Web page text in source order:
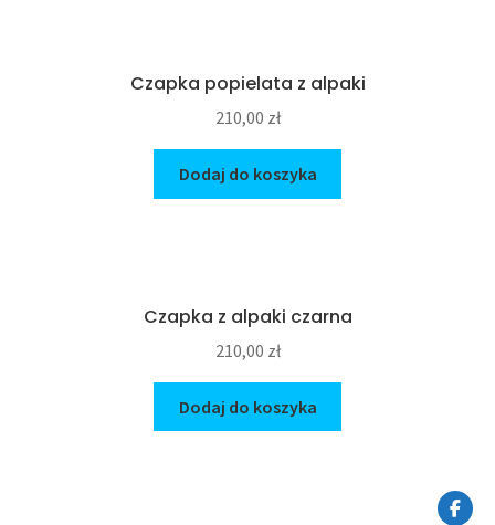
Czapka popielata z alpaki
210,00 zł
Dodaj do koszyka
Czapka z alpaki czarna
210,00 zł
Dodaj do koszyka